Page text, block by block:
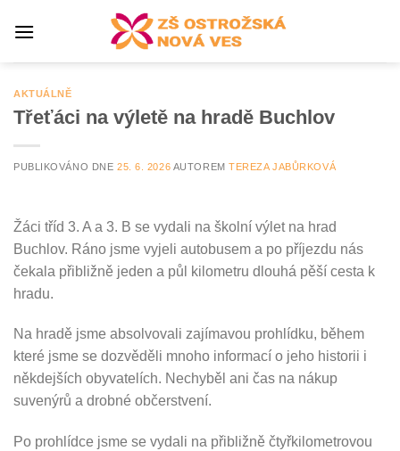
AKTUÁLNĚ
Třeťáci na výletě na hradě Buchlov
PUBLIKOVÁNO DNE 25. 6. 2026 AUTOREMTEREZA JABŮRKOVÁ
Žáci tříd 3. A a 3. B se vydali na školní výlet na hrad
Buchlov. Ráno jsme vyjeli autobusem a po příjezdu nás
čekala přibližně jeden a půl kilometru dlouhá pěší cesta k
hradu.
Na hradě jsme absolvovali zajímavou prohlídku, během
které jsme se dozvěděli mnoho informací o jeho historii i
někdejších obyvatelích. Nechyběl ani čas na nákup
suvenýrů a drobné občerstvení.
Po prohlídce jsme se vydali na přibližně čtyřkilometrovou